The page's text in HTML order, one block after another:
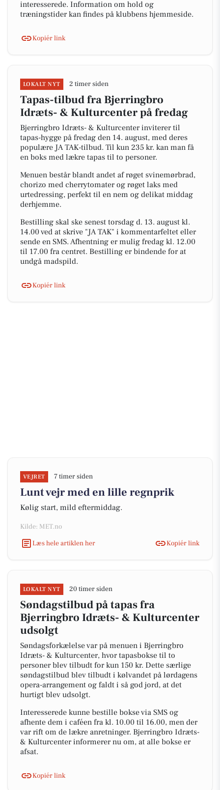
interesserede. Information om hold og
træningstider kan findes på klubbens hjemmeside.
Kopiér link
LOKALT NYT 2 timer siden
Tapas-tilbud fra Bjerringbro
Idræts- & Kulturcenter på fredag
Bjerringbro Idræts- & Kulturcenter inviterer til
tapas-hygge på fredag den 14. august, med deres
populære JA TAK-tilbud. Til kun 235 kr. kan man få
en boks med lækre tapas til to personer.
Menuen består blandt andet af røget svinemørbrad,
chorizo med cherrytomater og røget laks med
urtedressing, perfekt til en nem og delikat middag
derhjemme.
Bestilling skal ske senest torsdag d. 13. august kl.
14.00 ved at skrive "JA TAK" i kommentarfeltet eller
sende en SMS. Afhentning er mulig fredag kl. 12.00
til 17.00 fra centret. Bestilling er bindende for at
undgå madspild.
Kopiér link
VEJRET 7 timer siden
Lunt vejr med en lille regnprik
Kølig start, mild eftermiddag.
Kilde: MET.no
Læs hele artiklen her
Kopiér link
LOKALT NYT 20 timer siden
Søndagstilbud på tapas fra
Bjerringbro Idræts- & Kulturcenter
udsolgt
Søndagsforkælelse var på menuen i Bjerringbro
Idræts- & Kulturcenter, hvor tapasbokse til to
personer blev tilbudt for kun 150 kr. Dette særlige
søndagstilbud blev tilbudt i kølvandet på lørdagens
opera-arrangement og faldt i så god jord, at det
hurtigt blev udsolgt.
Interesserede kunne bestille bokse via SMS og
afhente dem i caféen fra kl. 10.00 til 16.00, men der
var rift om de lækre anretninger. Bjerringbro Idræts-
& Kulturcenter informerer nu om, at alle bokse er
afsat.
Kopiér link